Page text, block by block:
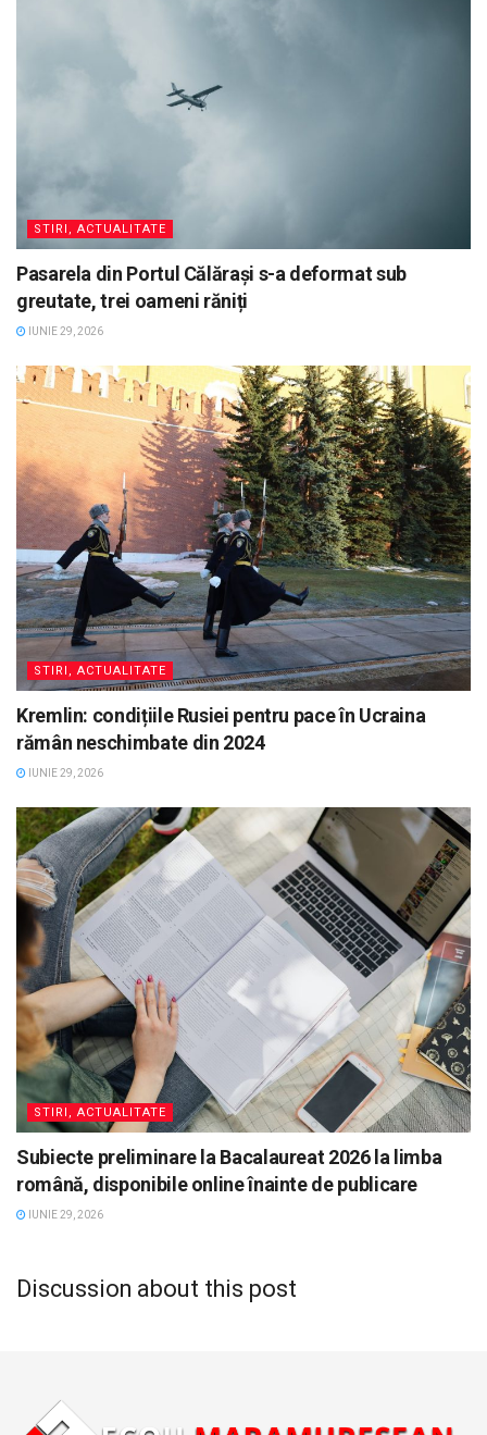
STIRI, ACTUALITATE
Pasarela din Portul Călărași s-a deformat sub
greutate, trei oameni răniți
IUNIE 29, 2026
STIRI, ACTUALITATE
Kremlin: condițiile Rusiei pentru pace în Ucraina
rămân neschimbate din 2024
IUNIE 29, 2026
STIRI, ACTUALITATE
Subiecte preliminare la Bacalaureat 2026 la limba
română, disponibile online înainte de publicare
IUNIE 29, 2026
Discussion about this post